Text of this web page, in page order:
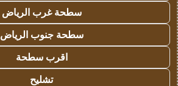
سطحة غرب الرياض
سطحة جنوب الرياض
اقرب سطحة
تشليح